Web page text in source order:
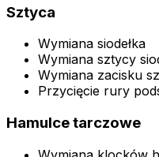
Sztyca
Wymiana siodełka
Wymiana sztycy
Wymiana zacisku
Przycięcie rury
Hamulce tarczowe